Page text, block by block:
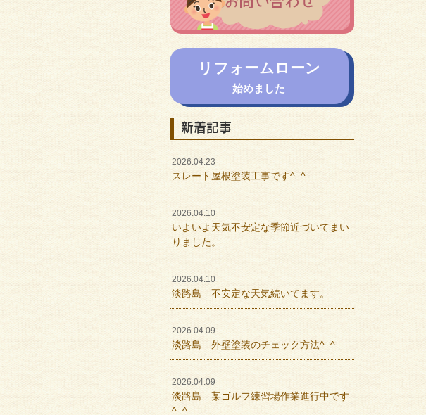
リフォームローン
始めました
新着記事
2026.04.23
スレート屋根塗装工事です^_^
2026.04.10
いよいよ天気不安定な季節近づいてまい
りました。
2026.04.10
淡路島 不安定な天気続いてます。
2026.04.09
淡路島 外壁塗装のチェック方法^_^
2026.04.09
淡路島 某ゴルフ練習場作業進行中です
^_^